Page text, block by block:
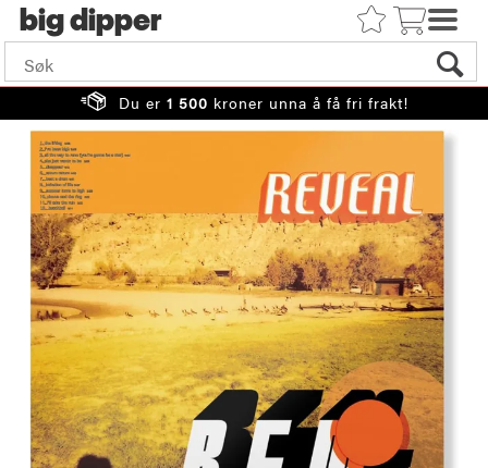
big
Du er 1 500 kroner unna å få fri frakt!